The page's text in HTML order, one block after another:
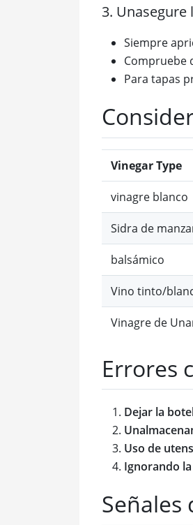
3.
Siempre
Compruebe
Para tapas
Vinegar Type
vinagre blanco
Sidra de
balsámico
Vino tinto/
Vinagre de
Errores
Dejar la
Uso de
Ignorando la
Señales